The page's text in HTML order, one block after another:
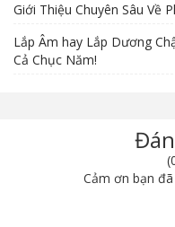
Giới Thiệu Chuyên Sâu Về
Lắp Âm hay Lắp Dương
Cả Chục Năm!
Cảm ơn bạn